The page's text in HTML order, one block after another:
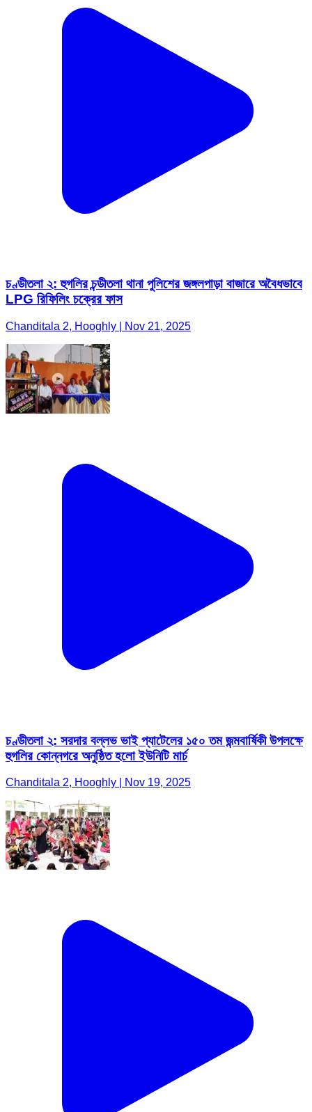
চণ্ডীতলা ২: হুগলির চন্ডীতলা থানা পুলিশের জঙ্গলপাড়া বাজারে অবৈধভাবে
LPG রিফিলিং চক্রের ফাস
Chanditala 2, Hooghly | Nov 21, 2025
চণ্ডীতলা ২: সরদার বল্লভ ভাই প্যাটেলের ১৫০ তম জন্মবার্ষিকী উপলক্ষে
হুগলির কোন্নগরে অনুষ্ঠিত হলো ইউনিটি মার্চ
Chanditala 2, Hooghly | Nov 19, 2025